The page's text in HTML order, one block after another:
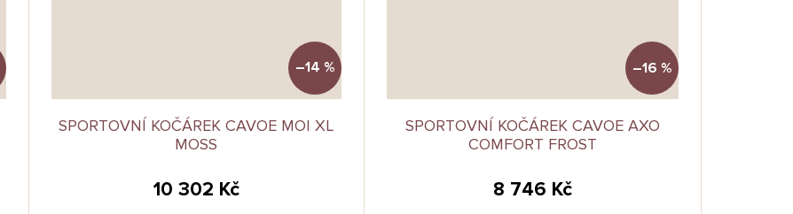
–14 %
SPORTOVNÍ KOČÁREK CAVOE MOI XL
MOSS
10 302 Kč
–16 %
SPORTOVNÍ KOČÁREK CAVOE AXO
COMFORT FROST
8 746 Kč